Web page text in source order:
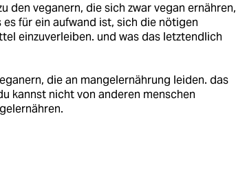
den veganern, die sich zwar vegan ernähren,
für ein aufwand ist, sich die nötigen
einzuverleiben. und was das letztendlich
die an mangelernährung leiden. das
kannst nicht von anderen menschen